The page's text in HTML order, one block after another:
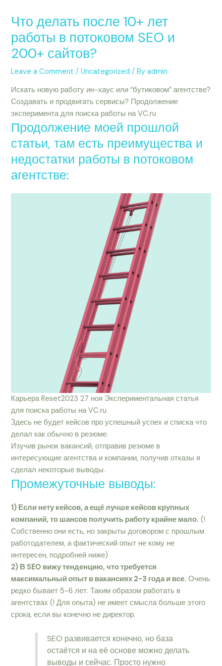
Что делать после 10+ лет
работы в потоковом SEO и
200+ сайтов?
Leave a Comment /Uncategorized / Byadmin
Искать новую работу ин-хаус или “бутиковом” агентстве?
Создавать и продвигать сервисы? Продолжение
эксперимента для поиска работы на VC.ru
Продолжение моей прошлой
статьи, там есть преимущества и
недостатки работы в потоковом
агентстве:
Карьера Reset2023 27 ноя Экспериментальная статья
для поиска работы на VC.ru
Здесь не будет кейсов про успешный успех и списка что
делал как обычно в резюме.
Изучив рынок вакансий, отправив резюме в
интересующие агентства и компании, получив отказы я
сделал некоторые выводы.
Промежуточные выводы:
1) Если нету кейсов, а ещё лучше кейсов крупных
компаний, то шансов получить работу крайне мало. (!
Собственно они есть, но закрыты договором с прошлым
работодателем, а фактический опыт не кому не
интересен, подробней ниже)
2) В SEO вижу тенденцию, что требуется
максимальный опыт в вакансиях 2-3 года и все. Очень
редко бывает 5-6 лет. Таким образом работать в
агентствах (! Для опыта) не имеет смысла больше этого
срока, если вы конечно не директор.
SEO развивается конечно, но база
остаётся и на её основе можно делать
выводы и сейчас. Просто нужно